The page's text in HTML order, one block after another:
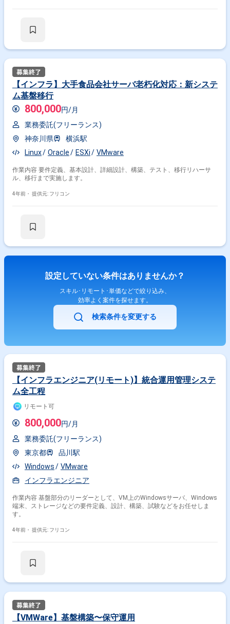
【インフラ】大手食品会社サーバ老朽化対応：新システ
ム基盤移行
800,000円/月
業務委託(フリーランス)
神奈川県
横浜駅
Linux
Oracle ESXi VMware
作業内容 要件定義、基本設計、詳細設計、構築、テスト、移行リハーサ
ル、移行まで実施します。
4年前・ 提供元: フリコン
設定していない条件はありませんか？
スキル･リモート･単価などで絞り込み、
効率よく案件を探せます。
検索条件を変更する
【インフラエンジニア(リモート)】統合運用管理システ
ム全工程
リモート可
800,000円/月
業務委託(フリーランス)
東京都
品川駅
Windows
VMware
インフラエンジニア
作業内容 基盤部分のリーダーとして、VM上のWindowsサーバ、Windows
端末、ストレージなどの要件定義、設計、構築、試験などをお任せしま
す。
4年前・ 提供元: フリコン
【VMWare】基盤構築〜保守運用